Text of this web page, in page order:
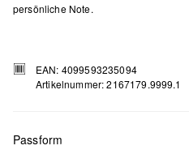
persönliche Note.
EAN: 4099593235094
Artikelnummer: 2167179.9999.1
Passform